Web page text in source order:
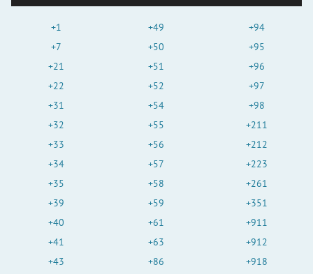
+1
+7
+21
+22
+31
+32
+33
+34
+35
+39
+40
+41
+43
+49
+50
+51
+52
+54
+55
+56
+57
+58
+59
+61
+63
+86
+94
+95
+96
+97
+98
+211
+212
+223
+261
+351
+911
+912
+918